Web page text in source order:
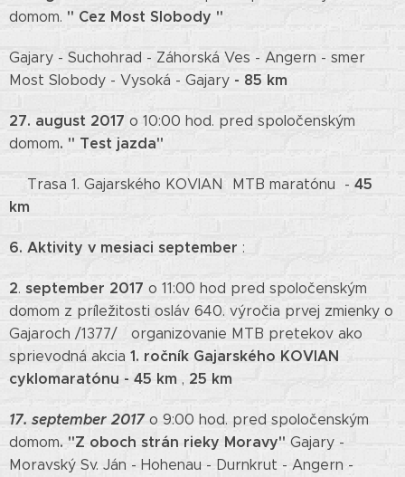
domom. " Cez Most Slobody "
Gajary - Suchohrad - Záhorská Ves - Angern - smer
Most Slobody - Vysoká - Gajary - 85 km
27. august 2017 o 10:00 hod. pred spoločenským
domom. " Test jazda"
Trasa 1. Gajarského KOVIAN MTB maratónu - 45
km
6. Aktivity v mesiaci september :
2. september 2017 o 11:00 hod pred spoločenským
domom z príležitosti osláv 640. výročia prvej zmienky o
Gajaroch /1377/ organizovanie MTB pretekov ako
sprievodná akcia 1. ročník Gajarského KOVIAN
cyklomaratónu - 45 km , 25 km
17. september 2017 o 9:00 hod. pred spoločenským
domom. "Z oboch strán rieky Moravy" Gajary -
Moravský Sv. Ján - Hohenau - Durnkrut - Angern -